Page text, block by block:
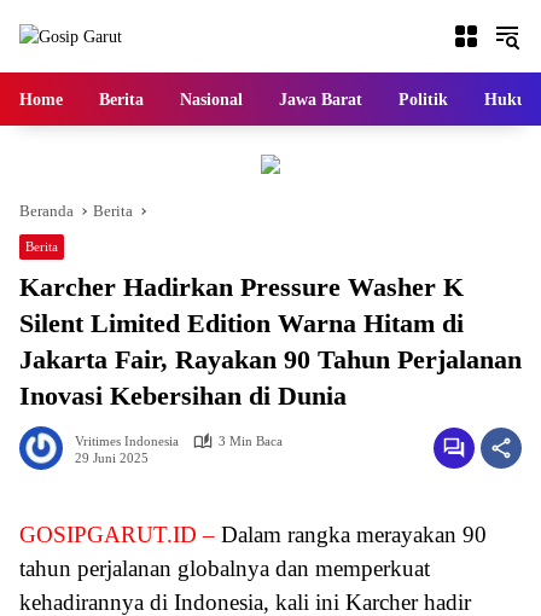
Home Berita Nasional Jawa Barat Politik Hukum
Beranda Berita
Berita
Karcher Hadirkan Pressure Washer K
Silent Limited Edition Warna Hitam di
Jakarta Fair, Rayakan 90 Tahun Perjalanan
Inovasi Kebersihan di Dunia
Vritimes Indonesia
3 Min Baca
29 Juni 2025
GOSIPGARUT.ID – Dalam rangka merayakan 90
tahun perjalanan globalnya dan memperkuat
kehadirannya di Indonesia, kali ini Karcher hadir